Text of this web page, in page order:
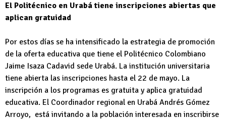
El Politécnico en Urabá tiene inscripciones abiertas que
aplican gratuidad
Por estos días se ha intensificado la estrategia de promoción
de la oferta educativa que tiene el Politécnico Colombiano
Jaime Isaza Cadavid sede Urabá. La institución universitaria
tiene abierta las inscripciones hasta el 22 de mayo. La
inscripción a los programas es gratuita y aplica gratuidad
educativa. El Coordinador regional en Urabá Andrés Gómez
Arroyo, está invitando a la población interesada en inscribirse